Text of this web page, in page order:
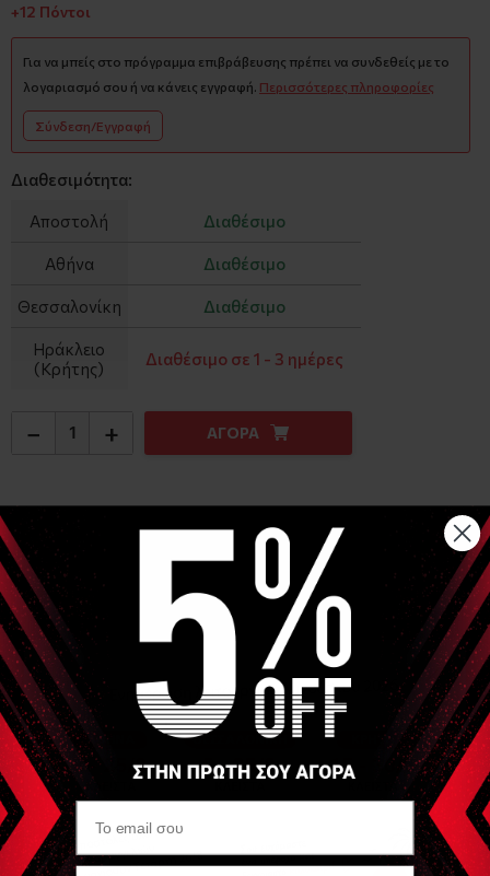
+12 Πόντοι
Για να μπείς στο πρόγραμμα επιβράβευσης πρέπει να συνδεθείς με το
λογαριασμό σου ή να κάνεις εγγραφή. Περισσότερες πληροφορίες
Σύνδεση/Εγγραφή
Διαθεσιμότητα:
Αποστολή Διαθέσιμο
Αθήνα Διαθέσιμο
Θεσσαλονίκη Διαθέσιμο
Ηράκλειο
(Κρήτης)
Διαθέσιμο σε 1 - 3 ημέρες
− + ΑΓΟΡΑ
Αναλυτική Περιγραφή
Θήκες ηλεκτροδίων σιλικόνης από σπογγώδες υλικό
(spontex)
Μέγεθος : 110x140 mm - κατάλληλη για ηλεκτρόδιο σιλικόνης
80x120mm
Πώληση ανά τεμάχιο - Η τιμή αναφέρεται στο τεμάχιο
Είδες Πρόσφατα
FIAB